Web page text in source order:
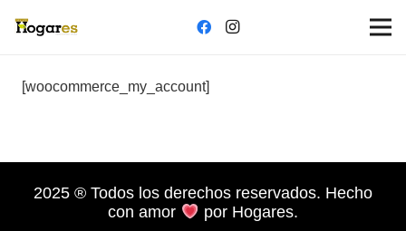
[woocommerce_my_account]
2025 ®️ Todos los derechos reservados. Hecho
con amor
por Hogares.